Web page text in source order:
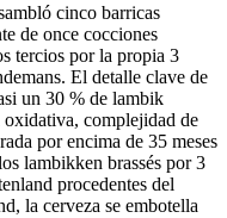
cinco barricas
de once cocciones
tercios por la propia 3
El detalle clave de
un 30 % de lambik
complejidad de
por encima de 35 meses
lambikken brassés por 3
procedentes del
la cerveza se embotella